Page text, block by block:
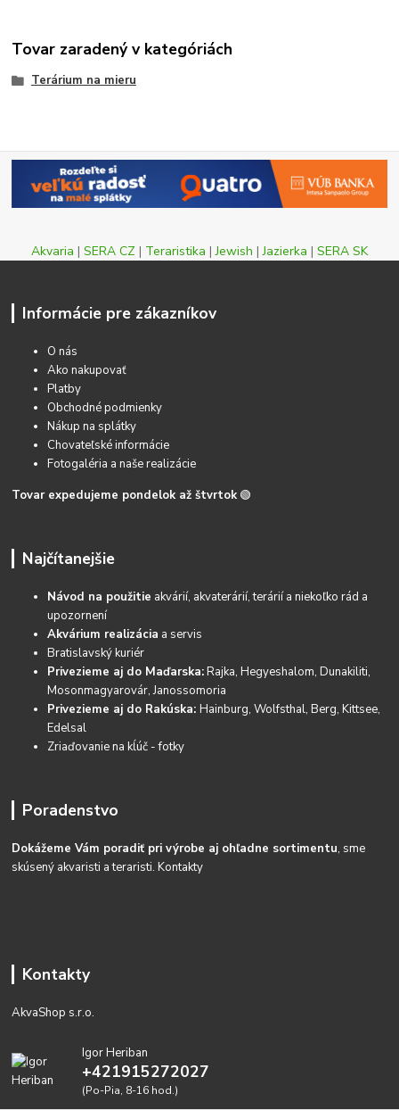
Tovar zaradený v kategóriách
Terárium na mieru
Akvaria | SERA CZ | Teraristika |Jewish |Jazierka | SERA SK
Informácie pre zákazníkov
O nás
Ako nakupovať
Platby
Obchodné podmienky
Nákup na splátky
Chovateľské informácie
Fotogaléria a naše realizácie
Tovar expedujeme pondelok až štvrtok 🟢
Najčítanejšie
Návod na použitie akvárií, akvaterárií, terárií a niekoľko rád a
upozornení
Akvárium realizácia a servis
Bratislavský kuriér
Privezieme aj do Maďarska:Rajka, Hegyeshalom, Dunakiliti,
Mosonmagyarovár, Janossomoria
Privezieme aj do Rakúska:Hainburg, Wolfsthal, Berg, Kittsee,
Edelsal
Zriaďovanie na kĺúč - fotky
Poradenstvo
Dokážeme Vám poradiť pri výrobe aj ohľadne sortimentu, sme
skúsený akvaristi a teraristi.Kontakty
Kontakty
AkvaShop s.r.o.
Igor Heriban
+421915272027
(Po-Pia, 8-16 hod.)